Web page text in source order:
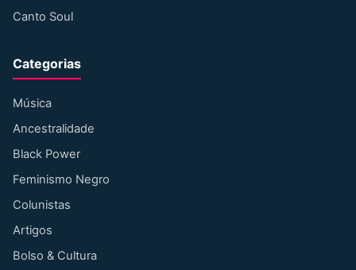
Canto Soul
Categorias
Música
Ancestralidade
Black Power
Feminismo Negro
Colunistas
Artigos
Bolso & Cultura